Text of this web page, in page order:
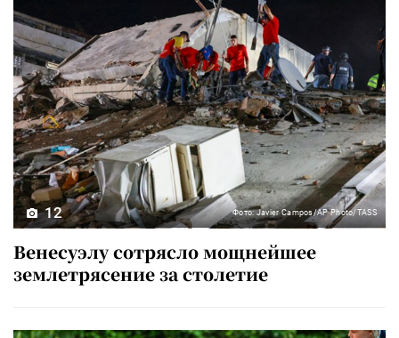
12 Фото: Javier Campos/AP Photo/TASS
Венесуэлу сотрясло мощнейшее
землетрясение за столетие